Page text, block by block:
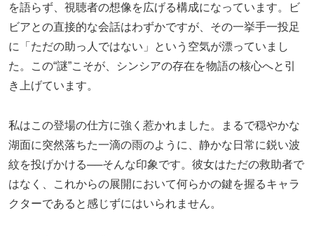
を語らず、視聴者の想像を広げる構成になっています。ビ
ビアとの直接的な会話はわずかですが、その一挙手一投足
に「ただの助っ人ではない」という空気が漂っていまし
た。この“謎”こそが、シンシアの存在を物語の核心へと引
き上げています。
私はこの登場の仕方に強く惹かれました。まるで穏やかな
湖面に突然落ちた一滴の雨のように、静かな日常に鋭い波
紋を投げかける──そんな印象です。彼女はただの救助者で
はなく、これからの展開において何らかの鍵を握るキャラ
クターであると感じずにはいられません。